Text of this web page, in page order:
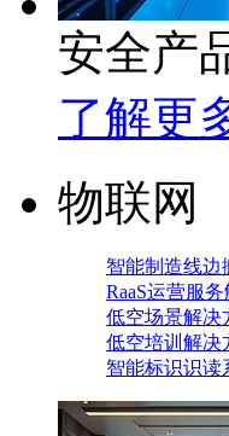
安全产
了解更
物联网
智能制造线边
RaaS运营服
低空场景解决
低空培训解决
智能标识识读